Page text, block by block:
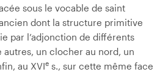
sous le vocable de saint
dont la structure primitive
par l’adjonction de différents
un clocher au nord, un
au XVIe s., sur cette même face